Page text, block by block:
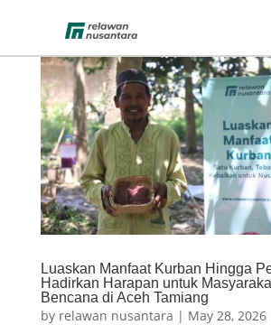
Luaskan Manfaat Kurban Hingga
Hadirkan Harapan untuk
Bencana di Aceh Tamiang
by relawan nusantara | May 28, 2026